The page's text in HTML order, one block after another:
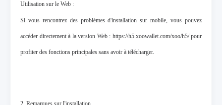
Utilisation sur le Web :
Si vous rencontrez des problèmes d'installation sur mobile, vous pouvez
accéder directement à la version Web : https://h5.xoowallet.com/xoo/h5/ pour
profiter des fonctions principales sans avoir à télécharger.
2. Remarques sur l'installation